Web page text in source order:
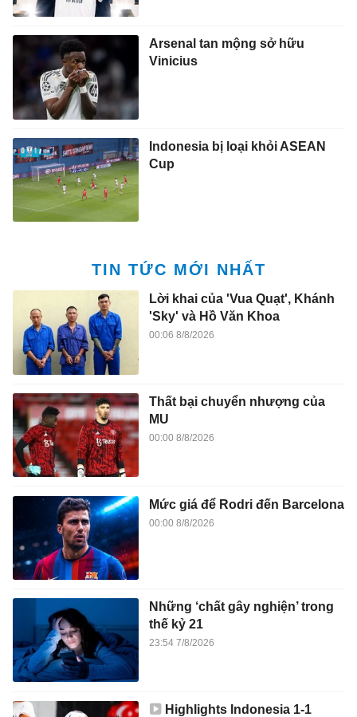
Arsenal tan mộng sở hữu
Vinicius
Indonesia bị loại khỏi ASEAN
Cup
TIN TỨC MỚI NHẤT
Lời khai của 'Vua Quạt', Khánh
'Sky' và Hồ Văn Khoa
00:06 8/8/2026
Thất bại chuyển nhượng của
MU
00:00 8/8/2026
Mức giá để Rodri đến Barcelona
00:00 8/8/2026
Những ‘chất gây nghiện’ trong
thế kỷ 21
23:54 7/8/2026
Highlights Indonesia 1-1